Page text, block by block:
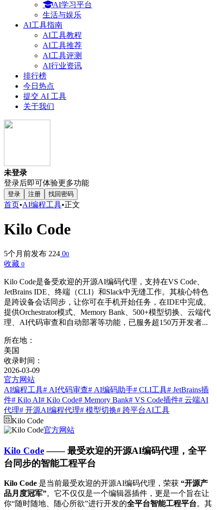
AI学习平台
生活与娱乐
AI工具指南
AI工具教程
AI工具推荐
AI工具评测
AI行业资讯
排行榜
今日热点
提交 AI 工具
关于我们
未登录
登录后即可体验更多功能
登录 注册 找回密码
首页•AI编程工具•正文
Kilo Code
5个月前发布 224 00
收藏 0
Kilo Code是备受欢迎的开源AI编码代理，支持在VS Code、
JetBrains IDE、终端（CLI）和Slack中无缝工作。其核心特色
是跨设备会话同步，让你可在手机开始任务，在IDE中完成。
提供Orchestrator模式、Memory Bank、500+模型切换、云端代
理、AI代码审查和自动部署等功能，已服务超150万开发者...
所在地：
美国
收录时间：
2026-03-09
官方网站
AI编程工具# AI代码审查# AI编码助手# CLI工具# JetBrains插
件# Kilo AI# Kilo Code# Memory Bank# VS Code插件# 云端AI
代理# 开源AI编程代理# 模型切换# 跨平台AI工具
Kilo Code
官方网站
Kilo Code—— 最受欢迎的开源AI编码代理，全平
台同步的智能工程平台
Kilo Code 是当前最受欢迎的开源AI编码代理，荣获 “开源产
品月度冠军”。它不仅仅是一个编辑器插件，更是一个旨在让
你“随时随地、随心所欲”进行开发的全平台智能工程平台。其